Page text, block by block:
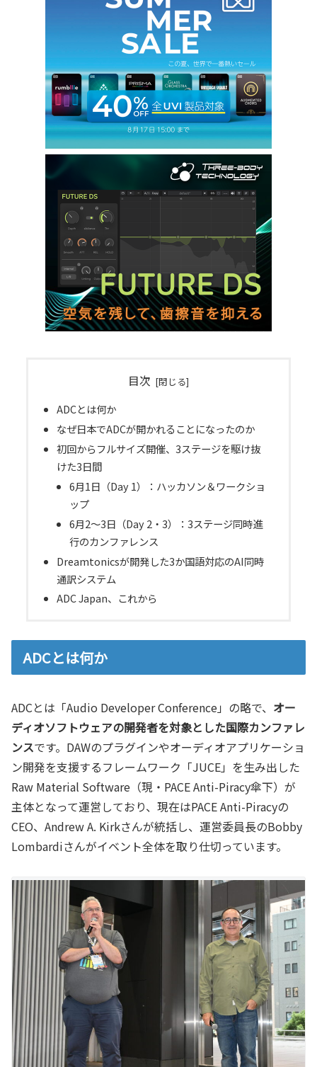
目次
ADCとは何か
なぜ日本でADCが開かれることになったのか
初回からフルサイズ開催、3ステージを駆け抜
けた3日間
6月1日（Day 1）：ハッカソン＆ワークショ
ップ
6月2〜3日（Day 2・3）：3ステージ同時進
行のカンファレンス
Dreamtonicsが開発した3か国語対応のAI同時
通訳システム
ADC Japan、これから
ADCとは何か
ADCとは「Audio Developer Conference」の略で、 オー
ディオソフトウェアの開発者を対象とした国際カンファレ
ンスです。DAWのプラグインやオーディオアプリケーショ
ン開発を支援するフレームワーク「JUCE」を生み出した
Raw Material Software（現・PACE Anti-Piracy傘下）が
主体となって運営しており、現在はPACE Anti-Piracyの
CEO、Andrew A. Kirkさんが統括し、運営委員長のBobby
Lombardiさんがイベント全体を取り仕切っています。